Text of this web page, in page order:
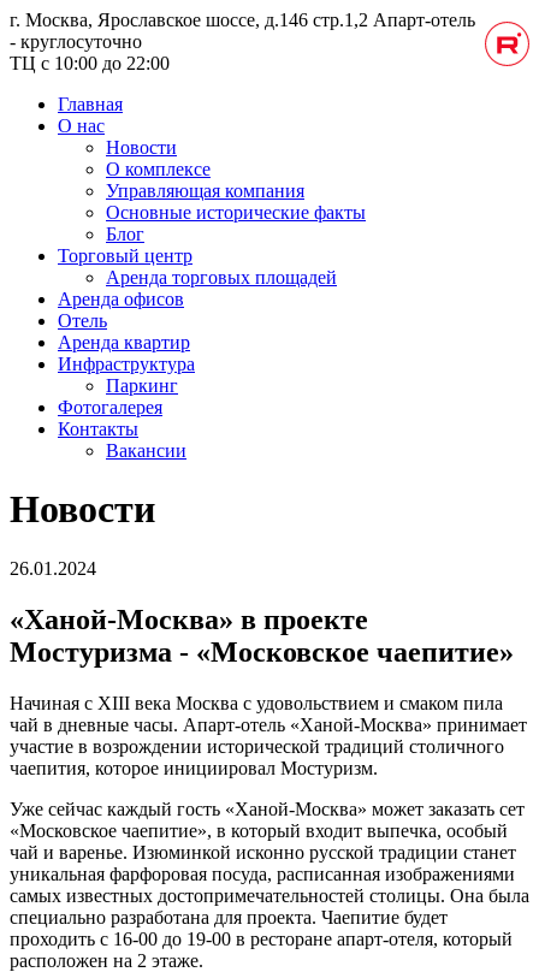
г. Москва, Ярославское шоссе, д.146 стр.1,2 Апарт-отель
- круглосуточно
ТЦ с 10:00 до 22:00
Главная
О нас
Новости
О комплексе
Управляющая компания
Основные исторические факты
Блог
Торговый центр
Аренда торговых площадей
Аренда офисов
Отель
Аренда квартир
Инфраструктура
Паркинг
Фотогалерея
Контакты
Вакансии
Новости
26.01.2024
«Ханой-Москва» в проекте
Мостуризма - «Московское чаепитие»
Начиная с XIII века Москва с удовольствием и смаком пила
чай в дневные часы. Апарт-отель «Ханой-Москва» принимает
участие в возрождении исторической традиций столичного
чаепития, которое инициировал Мостуризм.
Уже сейчас каждый гость «Ханой-Москва» может заказать сет
«Московское чаепитие», в который входит выпечка, особый
чай и варенье. Изюминкой исконно русской традиции станет
уникальная фарфоровая посуда, расписанная изображениями
самых известных достопримечательностей столицы. Она была
специально разработана для проекта. Чаепитие будет
проходить с 16-00 до 19-00 в ресторане апарт-отеля, который
расположен на 2 этаже.